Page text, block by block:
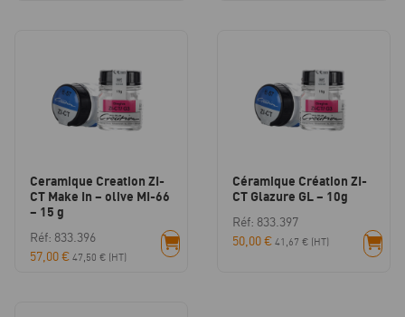
Ceramique Creation ZI-
CT Make In – olive MI-66
– 15 g
Réf: 833.396
57,00€ 47,50 € (HT)
Céramique Création ZI-
CT Glazure GL – 10g
Réf: 833.397
50,00€ 41,67 € (HT)